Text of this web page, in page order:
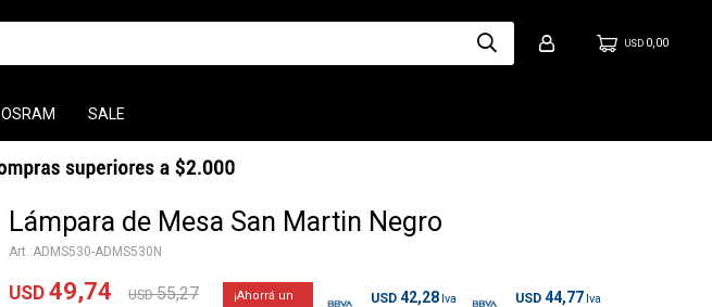
OSRAM SALE
USD 0,00
Lámpara de Mesa San Martin Negro
ADMS530-ADMS530N
USD 49,74 USD 55,27 USD 42,28 USD 44,77